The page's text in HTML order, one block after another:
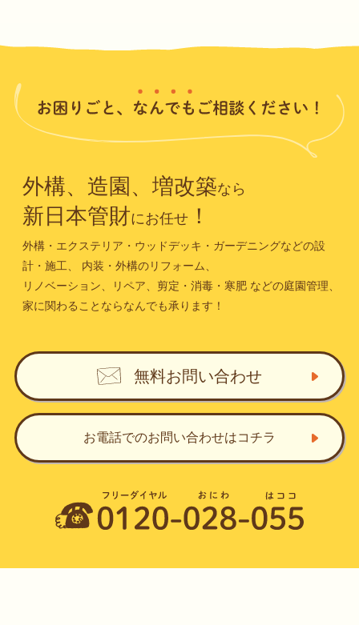
外構、造園、増改築なら
新日本管財にお任せ！
外構・エクステリア・ウッドデッキ・ガーデニングなどの設
計・施工、
内装・外構のリフォーム、
リノベーション、リペア、剪定・消毒・寒肥などの庭園管理、
家に関わることならなんでも承ります！
無料お問い合わせ
お電話でのお問い合わせはコチラ